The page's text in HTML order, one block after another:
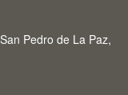
Pedro de La Paz,